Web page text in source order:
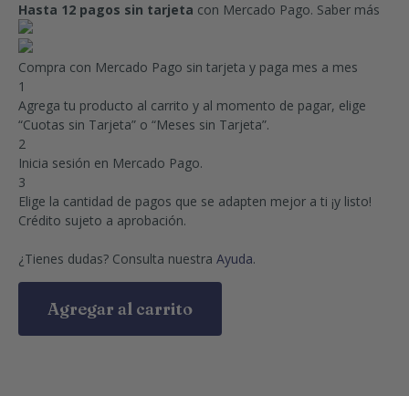
Hasta 12 pagos sin tarjeta con Mercado Pago. Saber más
Compra con Mercado Pago sin tarjeta y paga mes a mes
1
Agrega tu producto al carrito y al momento de pagar, elige
“Cuotas sin Tarjeta” o “Meses sin Tarjeta”.
2
Inicia sesión en Mercado Pago.
3
Elige la cantidad de pagos que se adapten mejor a ti ¡y listo!
Crédito sujeto a aprobación.
¿Tienes dudas? Consulta nuestra Ayuda.
Agregar al carrito